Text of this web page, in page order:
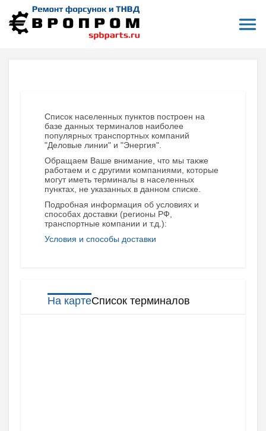
На главную Терминалы приема и отправки заказов Екатеринбург
ЕКАТЕРИНБУРГ (СВЕРДЛОВСКАЯ ОБЛАСТЬ)
Список населенных пунктов построен на
базе данных терминалов наиболее
популярных транспортных компаний
"Деловые линии" и "Энергия".
Обращаем Ваше внимание, что мы также
работаем и с другими компаниями, которые
могут иметь терминалы в населенных
пунктах, не указанных в данном списке.
Подробная информация об условиях и
способах доставки (регионы РФ,
транспортные компании и т.д.):
Условия и способы доставки
На картеСписок терминалов